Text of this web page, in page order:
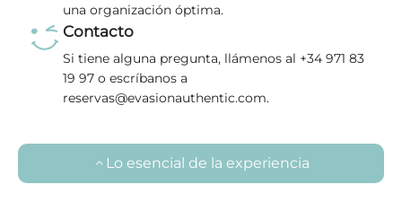
una organización óptima.
Contacto
Si tiene alguna pregunta, llámenos al +34 971 83
19 97 o escríbanos a
reservas@evasionauthentic.com.
Lo esencial de la experiencia